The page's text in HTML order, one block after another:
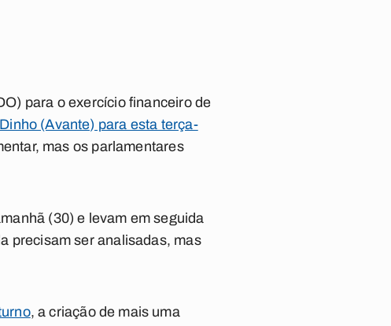
para o exercício financeiro de
(Avante) para esta terça-
mas os parlamentares
(30) e levam em seguida
precisam ser analisadas, mas
, a criação de mais uma